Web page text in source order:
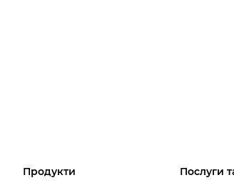
Продукти Послуги